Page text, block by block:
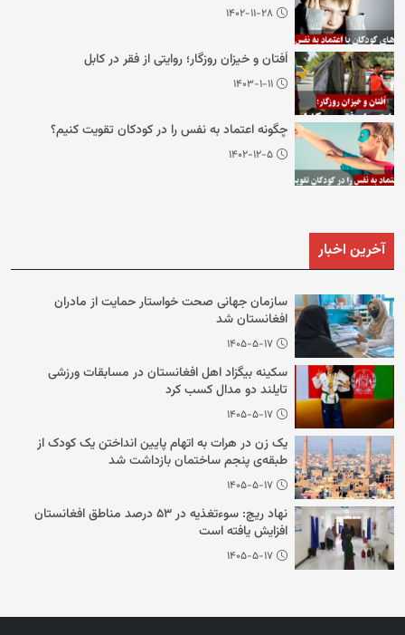
۱۴۰۲-۱۱-۲۸
اُفتان و خیزان روزگار؛ روایتی از فقر در کابل
۱۴۰۳-۱-۱۱
چگونه اعتماد به نفس را در کودکان تقویت کنیم؟
۱۴۰۲-۱۲-۵
آخرین اخبار
سازمان جهانی صحت خواستار حمایت از مادران
افغانستان شد
۱۴۰۵-۵-۱۷
سکینه بیگزاد اهل افغانستان در مسابقات ورزشی
تایلند دو مدال کسب کرد
۱۴۰۵-۵-۱۷
یک زن در هرات به اتهام پایین انداختن یک کودک از
طبقه‌ی پنجم ساختمان بازداشت شد
۱۴۰۵-۵-۱۷
نهاد ریچ: سوءتغذیه در ۵۳ درصد مناطق افغانستان
افزایش یافته است
۱۴۰۵-۵-۱۷